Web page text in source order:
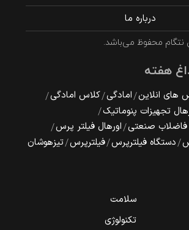
درباره ما
نتگام محفوظ می‌باشد.
هفته
های انلاین امادگی کلاس امادگی
تجهیزات پنوماتیک
فاضلاب صنعتی اورهال فیلتر پرس
دستگاه فیلترپرس فیلترپرس تیزهوشان
سلامت
تکنولوژی